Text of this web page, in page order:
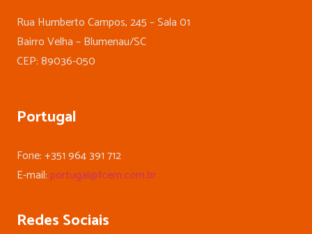
Rua Humberto Campos, 245 – Sala 01
Bairro Velha – Blumenau/SC
CEP: 89036-050
Portugal
Fone: +351 964 391 712
E-mail: portugal@fcem.com.br
Redes Sociais